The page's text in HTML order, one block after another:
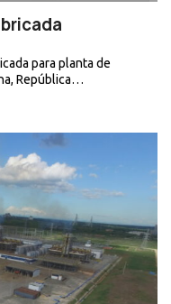
para planta de
República…